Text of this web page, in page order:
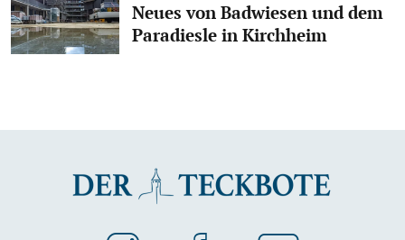
Neues von Badwiesen und dem
Paradiesle in Kirchheim